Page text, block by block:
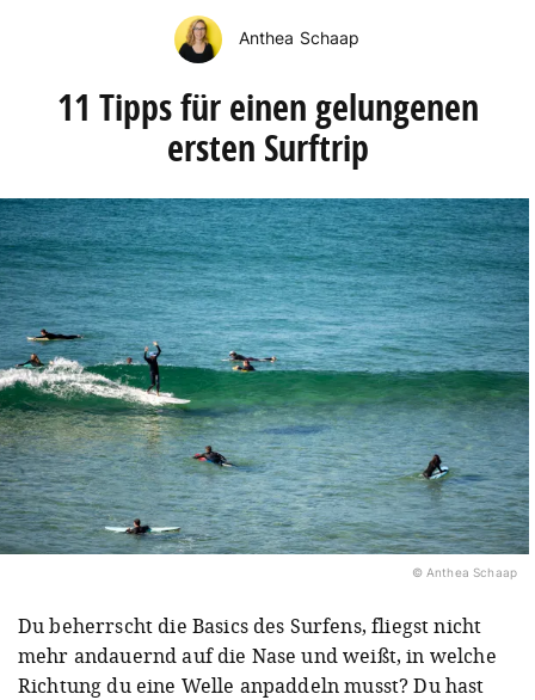
Anthea Schaap
11 Tipps für einen gelungenen
ersten Surftrip
© Anthea Schaap
Du beherrscht die Basics des Surfens, fliegst nicht
mehr andauernd auf die Nase und weißt, in welche
Richtung du eine Welle anpaddeln musst? Du hast